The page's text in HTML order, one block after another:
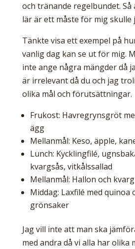
och tränande regelbundet. Så
lär är ett måste för mig skulle
Tänkte visa ett exempel på
vanlig dag kan se ut för mig.
inte ange några mängder då
är irrelevant då du och jag
olika mål och förutsättningar.
Frukost: Havregrynsgröt
ägg
Mellanmål: Keso, äpple,
Lunch: Kycklingfilé,
kvargsås, vitkålssallad
Mellanmål: Hallon och
Middag: Laxfilé med quinoa
grönsaker
Jag vill inte att man ska
med andra då vi alla har olika